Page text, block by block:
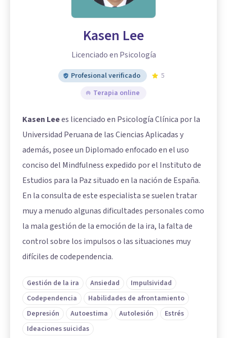
Kasen Lee
Licenciado en Psicología
Profesional verificado
5
Terapia online
Kasen Leees licenciado en Psicología Clínica por la
Universidad Peruana de las Ciencias Aplicadas y
además, posee un Diplomado enfocado en el uso
conciso del Mindfulness expedido por el Instituto de
Estudios para la Paz situado en la nación de España.
En la consulta de este especialista se suelen tratar
muy a menudo algunas dificultades personales como
la mala gestión de la emoción de la ira, la falta de
control sobre los impulsos o las situaciones muy
difíciles de codependencia.
Gestión de la ira Ansiedad
Impulsividad
Codependencia
Habilidades de afrontamiento
Depresión
Autoestima Autolesión
Estrés
Ideaciones suicidas